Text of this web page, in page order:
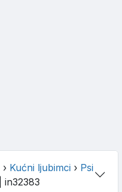
› Kućni ljubimci › Psi
| in32383